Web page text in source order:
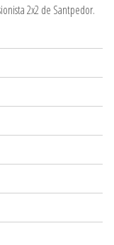
2x2 de Santpedor.